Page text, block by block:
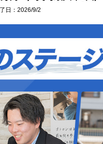
日：2026/9/2